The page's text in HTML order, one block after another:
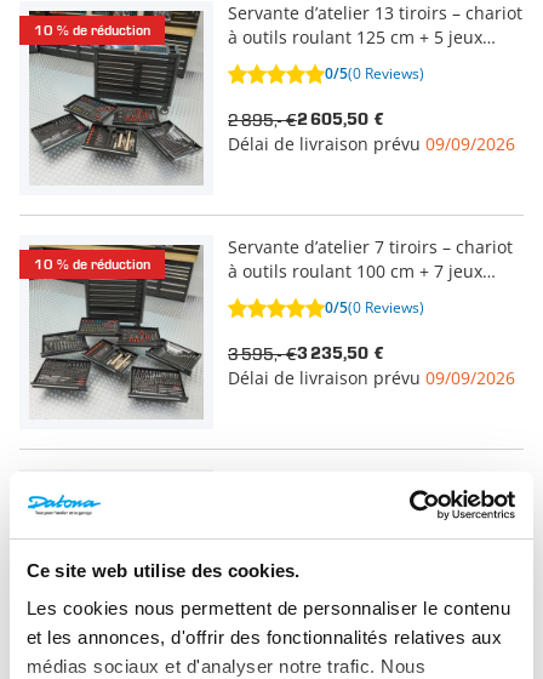
Ce site web utilise des cookies.
Les cookies nous permettent de personnaliser le contenu
et les annonces, d'offrir des fonctionnalités relatives aux
médias sociaux et d'analyser notre trafic. Nous
10 % de réduction
Servante d’atelier 13 tiroirs – chariot
à outils roulant 125 cm + 5 jeux
d’outils
0/5(0 Reviews)
2 605,50 €
2 895,- €
Délai de livraison prévu 09/09/2026
10 % de réduction
Servante d’atelier 7 tiroirs – chariot
à outils roulant 100 cm + 7 jeux
d’outils
0/5(0 Reviews)
3 235,50 €
3 595,- €
Délai de livraison prévu 09/09/2026
10 % de réduction
à outils roulant 100 cm + 6 jeux
0/5(0 Reviews)
Délai de livraison prévu09/09/2026